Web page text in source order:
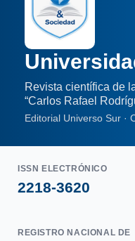
Revista científica de
“Carlos Rafael
Editorial Universo Sur ·
ISSN ELECTRÓNICO
2218-3620
REGISTRO NACIONAL DE